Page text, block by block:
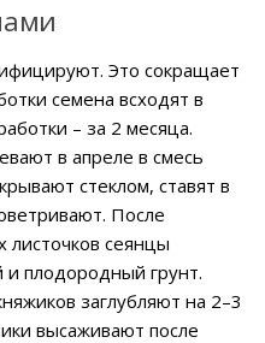
Это сокращает
семена всходят в
– за 2 месяца.
в апреле в смесь
стеклом, ставят в
После
листочков сеянцы
и плодородный грунт.
заглубляют на 2–3
высаживают после